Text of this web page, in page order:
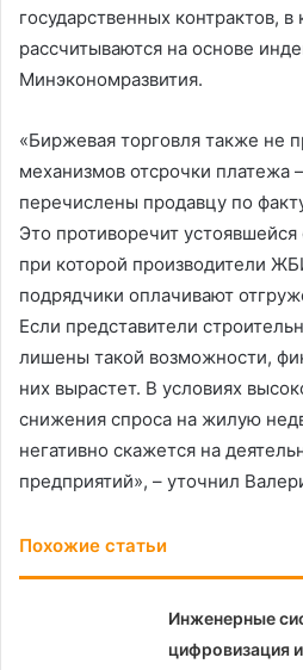
государственных контрактов,
рассчитываются на основе
Минэкономразвития.
«Биржевая торговля также не
механизмов отсрочки платежа
перечислены продавцу по
Это противоречит устоявшейся
при которой производители
подрядчики оплачивают
Если представители
лишены такой возможности,
них вырастет. В условиях
снижения спроса на жилую
негативно скажется на
предприятий», – уточнил
Похожие статьи
Инженерные
цифровизация